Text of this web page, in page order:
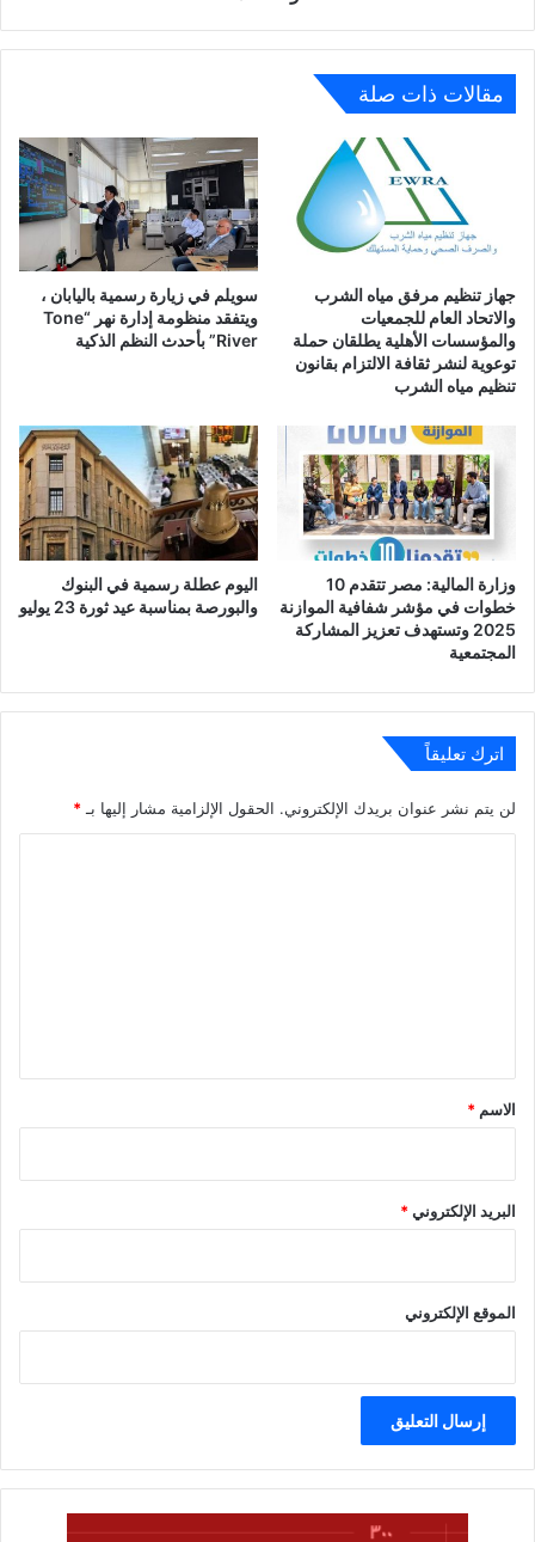
مصر
مقالات ذات صلة
جهاز تنظيم مرفق مياه الشرب
والاتحاد العام للجمعيات
والمؤسسات الأهلية يطلقان حملة
توعوية لنشر ثقافة الالتزام بقانون
تنظيم مياه الشرب
سويلم في زيارة رسمية باليابان ،
ويتفقد منظومة إدارة نهر “Tone
River” بأحدث النظم الذكية
وزارة المالية: مصر تتقدم 10
خطوات في مؤشر شفافية الموازنة
2025 وتستهدف تعزيز المشاركة
المجتمعية
اليوم عطلة رسمية في البنوك
والبورصة بمناسبة عيد ثورة 23 يوليو
اترك تعليقاً
لن يتم نشر عنوان بريدك الإلكتروني. الحقول الإلزامية مشار إليها بـ*
*
الاسم *
البريد الإلكتروني*
الموقع الإلكتروني